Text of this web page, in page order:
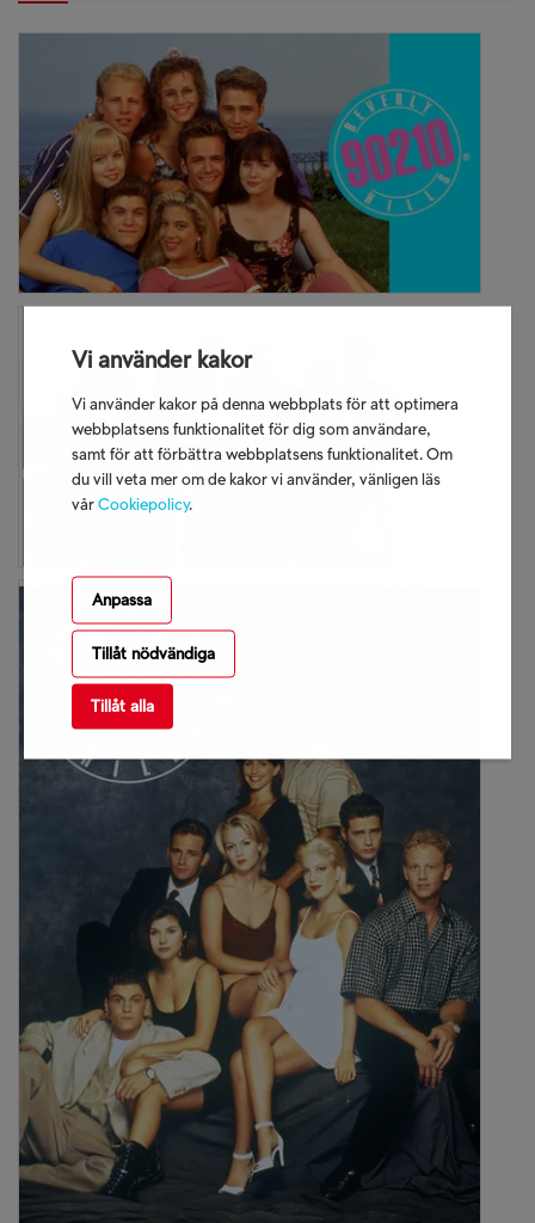
Vi använder kakor
Vi använder kakor på denna webbplats för att optimera
webbplatsens funktionalitet för dig som användare,
samt för att förbättra webbplatsens funktionalitet. Om
du vill veta mer om de kakor vi använder, vänligen läs
vårCookiepolicy.
Anpassa
Tillåt nödvändiga
Tillåt alla